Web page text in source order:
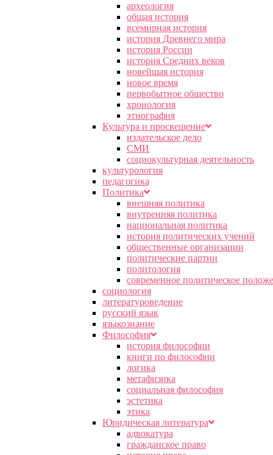
археология
общая история
всемирная история
история Древнего мира
история России
история Средних веков
новейшая история
новое время
первобытное общество
хронология
этнография
Культура и просвещение
издательское дело
СМИ
социокультурная деятельность
культурология
педагогика
Политика
внешняя политика
внутренняя политика
национальная политика
история политических учений
общественные организации
политические партии
политология
современное политическое
социология
литературоведение
русский язык
языкознание
Философия
история философии
книги по философии
логика
метафизика
социальная философия
эстетика
этика
Юридическая литература
адвокатура
гражданское право